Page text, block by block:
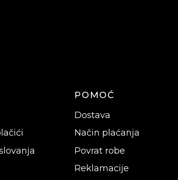
POMOĆ
Dostava
Način plaćanja
Povrat robe
Reklamacije